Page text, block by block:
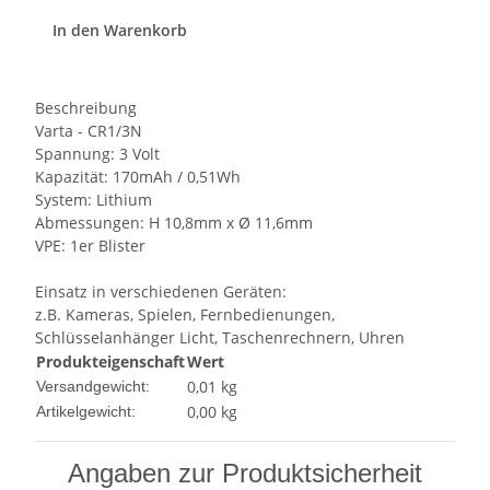
In den Warenkorb
Beschreibung
Varta - CR1/3N
Spannung: 3 Volt
Kapazität: 170mAh / 0,51Wh
System: Lithium
Abmessungen: H 10,8mm x Ø 11,6mm
VPE: 1er Blister
Einsatz in verschiedenen Geräten:
z.B. Kameras, Spielen, Fernbedienungen,
Schlüsselanhänger Licht, Taschenrechnern, Uhren
ProdukteigenschaftWert
Versandgewicht: 0,01 kg
Artikelgewicht: 0,00 kg
Angaben zur Produktsicherheit